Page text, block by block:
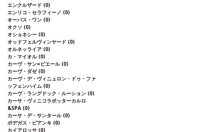
エンクルザード (0)
エンリコ・セラフィーノ (0)
オーパス・ワン (0)
オクソ (0)
オショネシー (0)
オッドフェルヴィンヤード (0)
オルネッライア (0)
カ・マイオル (0)
カーヴ・サン=ピエール (0)
カーヴ・ダゼ (0)
カーヴ・デ・ヴィニュロン・ドゥ・ファ
ッフェンハイム (0)
カーヴ・ラングドック・ルーション (0)
カーサ・ヴィニコラボッターカルロ
&SPA (0)
カーサ・デ・サンタール (0)
ボデガス・ビアンキ (0)
カイアロッサ (0)